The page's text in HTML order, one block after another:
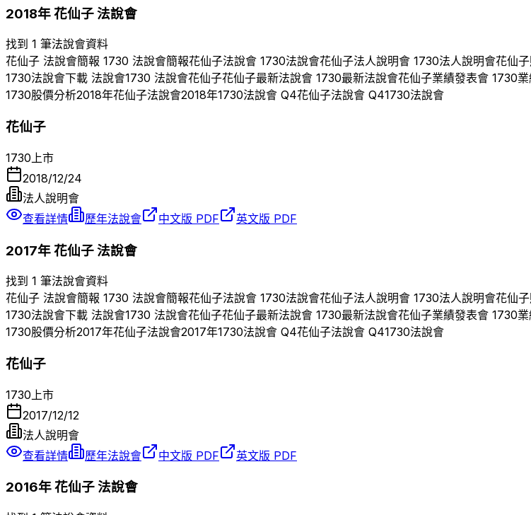
2018年花仙子法說會
找到 1 筆法說會資料
花仙子 法說會簡報 1730 法說會簡報花仙子法說會 1730法說會花仙子法人說明會 1730法人說明會花仙子
1730法說會下載 法說會1730 法說會花仙子花仙子最新法說會 1730最新法說會花仙子業績發表會 1730
1730股價分析2018年花仙子法說會2018年1730法說會 Q4花仙子法說會 Q41730法說會
花仙子
1730 上市
2018/12/24
法人說明會
查看詳情
歷年法說會 中文版 PDF 英文版 PDF
2017年花仙子法說會
找到 1 筆法說會資料
花仙子 法說會簡報 1730 法說會簡報花仙子法說會 1730法說會花仙子法人說明會 1730法人說明會花仙子
1730法說會下載 法說會1730 法說會花仙子花仙子最新法說會 1730最新法說會花仙子業績發表會 1730
1730股價分析2017年花仙子法說會2017年1730法說會 Q4花仙子法說會 Q41730法說會
花仙子
1730 上市
2017/12/12
法人說明會
查看詳情
歷年法說會 中文版 PDF 英文版 PDF
2016年花仙子法說會